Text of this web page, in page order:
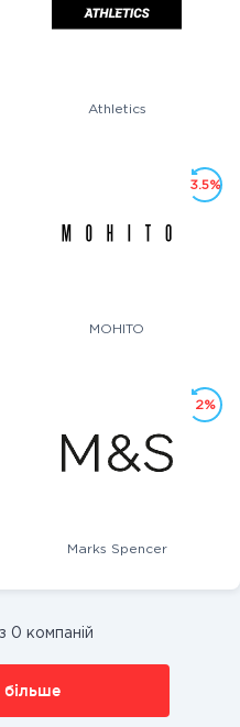
Athletics
MOHITO
3.5%
Marks Spencer
2%
0 компаній
більше